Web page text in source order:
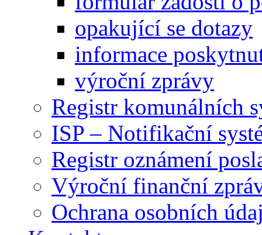
opakující se dotazy
informace
výroční zprávy
Registr komunálních
ISP – Notifikační
Registr oznámení
Výroční finanční
Ochrana osobních